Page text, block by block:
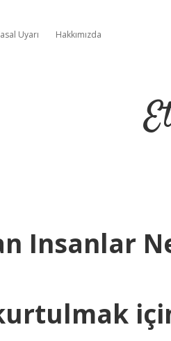
Uyarı Hakkımızda
Insanlar